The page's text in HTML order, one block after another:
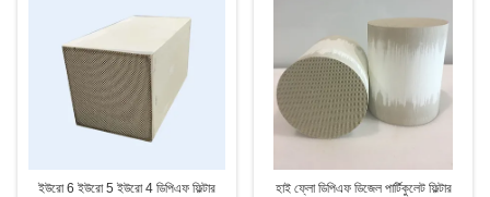
ইউরো 6 ইউরো 5 ইউরো 4 ডিপিএফ ফিল্টার
হাই ফ্লো ডিপিএফ ডিজেল পার্টিকুলেট ফিল্টার